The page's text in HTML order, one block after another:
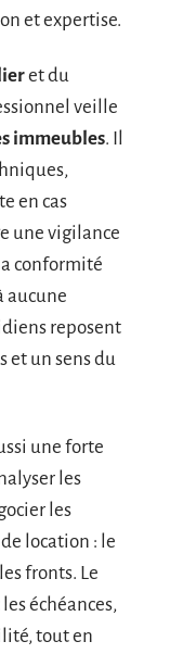
et expertise.
et du
veille
immeubles. Il
en cas
une vigilance
conformité
aucune
reposent
et un sens du
une forte
les
les
location : le
fronts. Le
échéances,
tout en